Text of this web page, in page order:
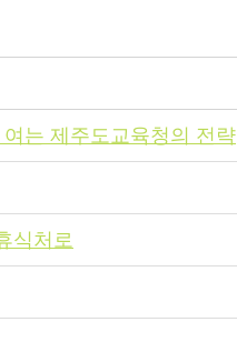
는 제주도교육청의 전략
식처로